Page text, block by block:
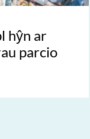
hŷn ar
parcio